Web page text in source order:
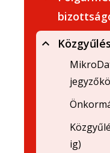
ig)